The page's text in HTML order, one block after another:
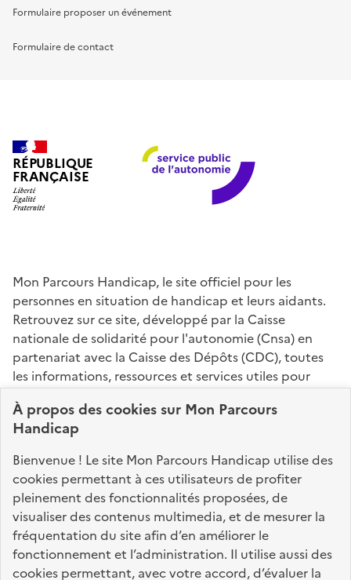
À propos descookiessur Mon Parcours
Handicap
Bienvenue ! Le site Mon Parcours Handicap utilise des
cookies permettant à ces utilisateurs de profiter
pleinement des fonctionnalités proposées, de
visualiser des contenus multimedia, et de mesurer la
fréquentation du site afin d’en améliorer le
fonctionnement et l’administration. Il utilise aussi des
cookies permettant, avec votre accord, d’évaluer la
Formulaire proposer un événement
Formulaire de contact
RÉPUBLIQUE
FRANÇAISE
Mon Parcours Handicap, le site officiel pour les
personnes en situation de handicap et leurs aidants.
Retrouvez sur ce site, développé par la Caisse
nationale de solidarité pour l'autonomie (Cnsa) en
partenariat avec la Caisse des Dépôts (CDC), toutes
les informations, ressources et services utiles pour
connaître vos droits, effectuer vos démarches,
identifier vos interlocuteurs.
Nos sites partenaires
info.gouv.fr service-public.fr legifrance.gouv.fr
data.gouv.fr
Nos partenaires